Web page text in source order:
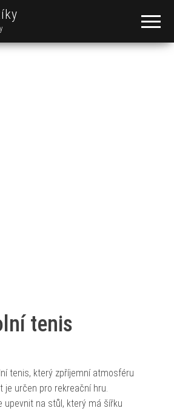
tenis
tenis, který zpříjemní atmosféru
je určen pro rekreační hru.
upevnit na stůl, který má šířku